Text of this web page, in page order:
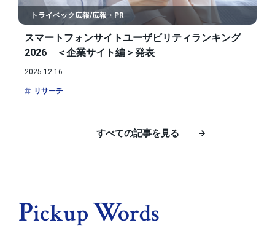
トライベック広報/広報・PR
スマートフォンサイトユーザビリティランキング
2026 ＜企業サイト編＞発表
2025.12.16
リサーチ
すべての記事を見る
PIckupWOrds